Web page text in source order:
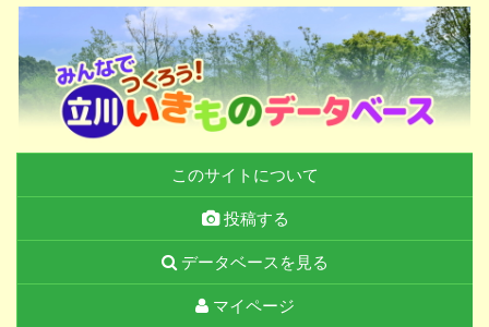
このサイトについて
投稿する
データベースを見る
マイページ